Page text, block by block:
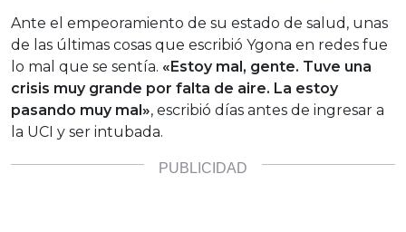
Ante el empeoramiento de su estado de salud, unas
de las últimas cosas que escribió Ygona en redes fue
lo mal que se sentía. «Estoy mal, gente. Tuve una
crisis muy grande por falta de aire. La estoy
pasando muy mal», escribió días antes de ingresar a
la UCI y ser intubada.